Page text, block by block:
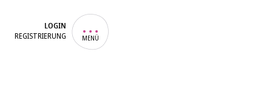
LOGIN
REGISTRIERUNG MENÜ